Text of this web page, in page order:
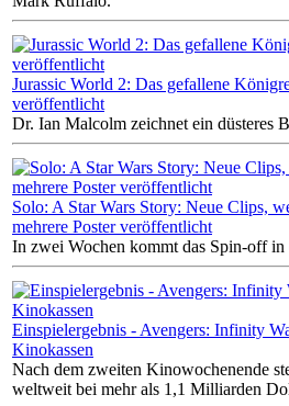
Jurassic World 2: Das gefallene
veröffentlicht
Dr. Ian Malcolm zeichnet ein düsteres
Solo: A Star Wars Story: Neue Clips,
mehrere Poster veröffentlicht
In zwei Wochen kommt das Spin-off in
Einspielergebnis - Avengers: Infinity
Kinokassen
Nach dem zweiten Kinowochenende
weltweit bei mehr als 1,1 Milliarden